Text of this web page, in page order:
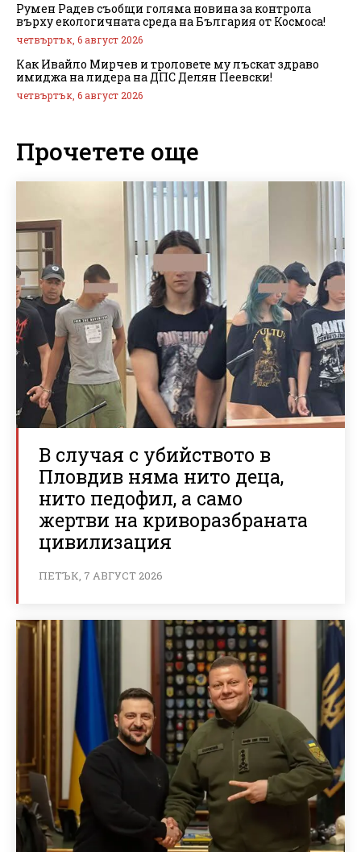
Румен Радев съобщи голяма новина за контрола
върху екологичната среда на България от Космоса!
четвъртък, 6 август 2026
Как Ивайло Мирчев и троловете му лъскат здраво
имиджа на лидера на ДПС Делян Пеевски!
четвъртък, 6 август 2026
Прочетете още
В случая с убийството в
Пловдив няма нито деца,
нито педофил, а само
жертви на криворазбраната
цивилизация
ПЕТЪК, 7 АВГУСТ 2026